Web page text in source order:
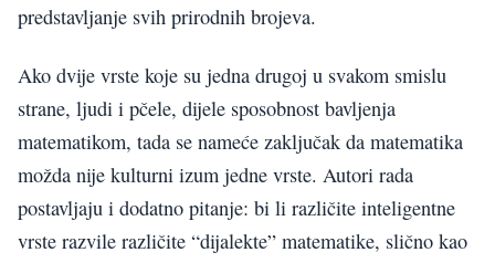
predstavljanje svih prirodnih brojeva.
Ako dvije vrste koje su jedna drugoj u svakom smislu
strane, ljudi i pčele, dijele sposobnost bavljenja
matematikom, tada se nameće zaključak da matematika
možda nije kulturni izum jedne vrste. Autori rada
postavljaju i dodatno pitanje: bi li različite inteligentne
vrste razvile različite “dijalekte” matematike, slično kao